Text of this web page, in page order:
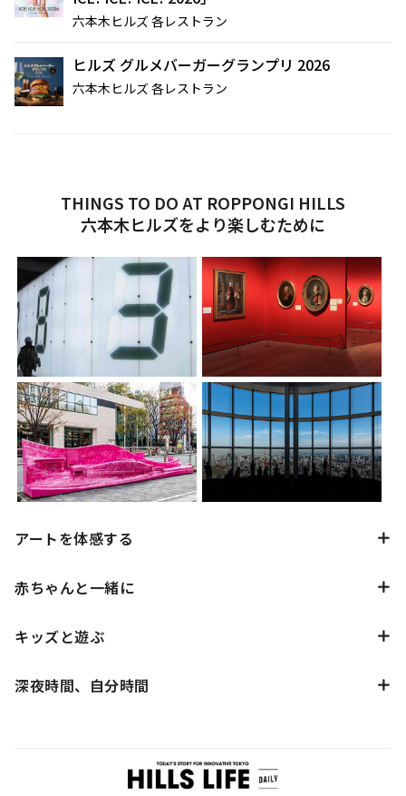
六本木ヒルズ 各レストラン
ヒルズ グルメバーガーグランプリ 2026
六本木ヒルズ 各レストラン
THINGS TO DO AT ROPPONGI HILLS
六本木ヒルズをより楽しむために
アートを体感する
赤ちゃんと一緒に
キッズと遊ぶ
深夜時間、自分時間